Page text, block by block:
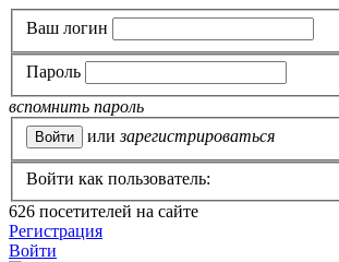
Ваш логин
Пароль
вспомнить пароль
или зарегистрироваться
Войти как пользователь:
626 посетителей на сайте
Регистрация
Войти